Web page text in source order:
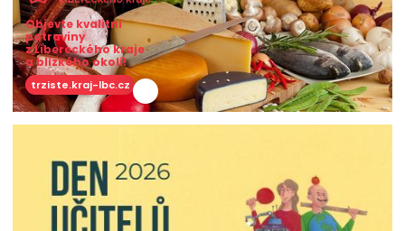
Objevte kvalitní
potraviny
z Libereckého kraje
a blízkého okolí!
trziste.kraj-lbc.cz